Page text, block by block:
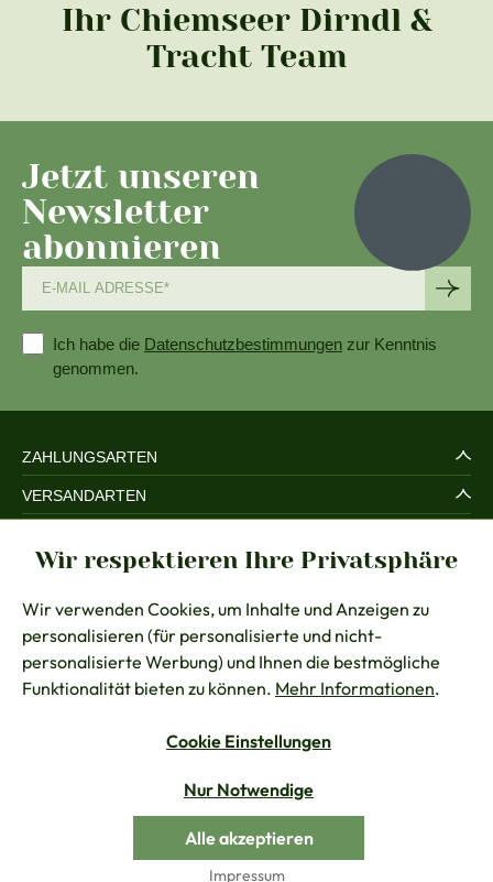
Ihr Chiemseer Dirndl &
Tracht Team
Jetzt unseren
Newsletter
abonnieren
Ich habe die Datenschutzbestimmungen zur Kenntnis
genommen.
ZAHLUNGSARTEN
VERSANDARTEN
RECHTLICHES
BERATUNG
KONTAKT
Vertrag widerrufen
Alle Preise inkl. gesetzl. Mehrwertsteuer zzgl.
© Chiemseer Dirndl & Tracht
Wir respektieren Ihre Privatsphäre
Wir verwenden Cookies, um Inhalte und Anzeigen zu
personalisieren (für personalisierte und nicht-
personalisierte Werbung) und Ihnen die bestmögliche
Funktionalität bieten zu können. Mehr Informationen.
Cookie Einstellungen
Nur Notwendige
Alle akzeptieren
Impressum